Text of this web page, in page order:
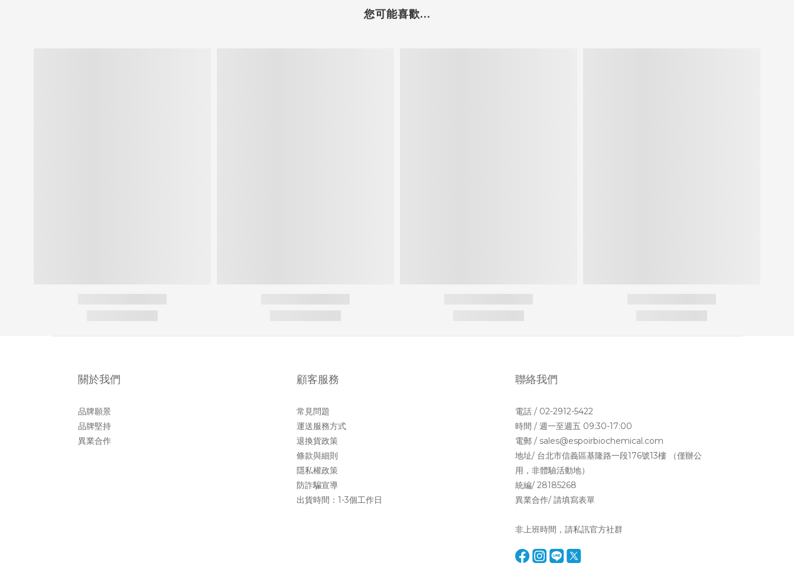
您可能喜歡...
關於我們
品牌願景
品牌堅持
異業合作
顧客服務
常見問題
運送服務方式
退換貨政策
條款與細則
隱私權政策
防詐騙宣導
出貨時間：1-3個工作日
聯絡我們
電話 / 02-2912-5422
時間 / 週一至週五 09:30-17:00
電郵 / sales@espoirbiochemical.com
地址/ 台北市信義區基隆路一段176號13樓 （僅辦公
用，非體驗活動地）
統編/ 28185268
異業合作/ 請填寫表單
非上班時間，請私訊官方社群